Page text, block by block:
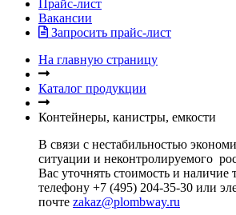
Прайс-лист
Вакансии
Запросить прайс-лист
На главную страницу
Каталог продукции
Контейнеры, канистры, емкости
В связи с нестабильностью
ситуации и неконтролируемого
Вас уточнять стоимость и наличие
телефону +7 (495) 204-35-30 или
почте zakaz@plombway.ru